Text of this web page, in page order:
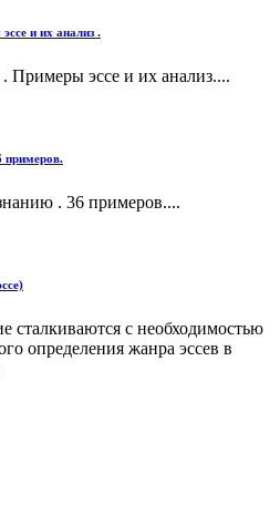
и их анализ .
Примеры эссе и их анализ....
примеров.
. 36 примеров....
сталкиваются с необходимостью
определения жанра эссев в